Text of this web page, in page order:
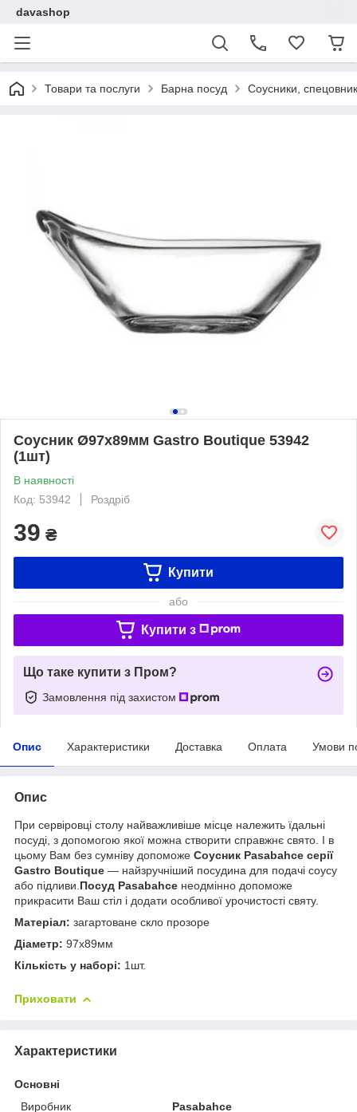
davashop
Товари та послуги Барна посуд Соусники,
Соусник Ø97х89мм Gastro Boutique 53942
(1шт)
В наявності
Код: 53942
Роздріб
39 ₴
Купити
або
Купити з
Що таке купити з Пром?
Замовлення під захистом
Опис Характеристики Доставка Оплата Умови
Опис
При сервіровці столу найважливіше місце належить їдальні
посуді, з допомогою якої можна створити справжнє свято. І в
цьому Вам без сумніву допоможе Соусник Pasabahce серії
Gastro Boutique — найзручніший посудина для подачі соусу
або підливи. Посуд Pasabahce неодмінно допоможе
прикрасити Ваш стіл і додати особливої урочистості святу.
Матеріал: загартоване скло прозоре
Діаметр: 97х89мм
Кількість у наборі: 1шт.
Приховати
Характеристики
Основні
Виробник
Pasabahce